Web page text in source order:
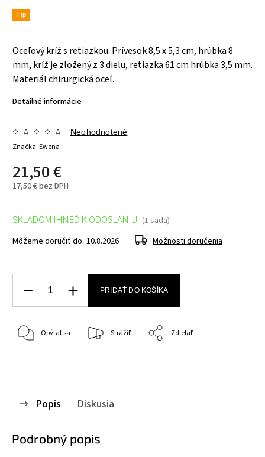
Tip
Oceľový kríž s retiazkou. Prívesok8,5 x 5,3 cm, hrúbka8
mm, kríž je zložený z 3 dielu, retiazka61 cm hrúbka3,5 mm.
Materiál chirurgická oceľ.
Detailné informácie
Značka:Ewena
Neohodnotené
21,50 €
17,50 € bez DPH
SKLADOM IHNEĎ K ODOSLANIU (1 sada)
Môžeme doručiť do: 10.8.2026 Možnosti doručenia
PRIDAŤ DO KOŠÍKA
Opýtať sa Strážiť Zdieľať
Popis Diskusia
Podrobný popis